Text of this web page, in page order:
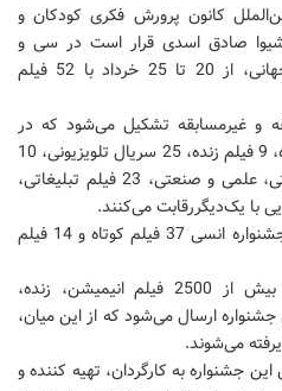
کانون پرورش فکری کودکان و
شیوا صادق اسدی قرار است در سی و
هفتمین دوره این رقابت معتبر جهانی، از 20 تا 25 خرداد با 52 فیلم
و غیرمسابقه تشکیل می‌شود که در
بخش مسابقه امسال 52 فیلم کوتاه، 9 فیلم زنده، 25 سریال تلویزیونی، 10
ویژه برنامه تلویزیونی، 4 فیلم تربیتی، علمی و صنعتی، 23 فیلم تبلیغاتی،
در عین حال در بخش غیرمسابقه جشنواره انسی 37 فیلم کوتاه و 14 فیلم
بر اساس این گزارش، هر ساله بیش از 2500 فیلم انیمیشن، زنده،
جشنواره ارسال می‌شود که از این میان،
جشنواره به کارگردان، تهیه کننده و